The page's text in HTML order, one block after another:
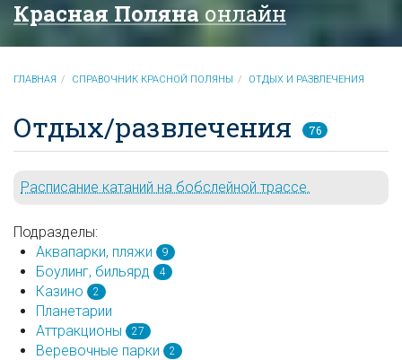
Красная Поляна онлайн
ГЛАВНАЯ СПРАВОЧНИК КРАСНОЙ ПОЛЯНЫ ОТДЫХ И РАЗВЛЕЧЕНИЯ
Отдых/развлечения 76
Расписание катаний на бобслейной трассе.
Подразделы:
Аквапарки, пляжи
9
Боулинг, бильярд 4
Казино 2
Планетарии
Аттракционы
27
Веревочные парки 2